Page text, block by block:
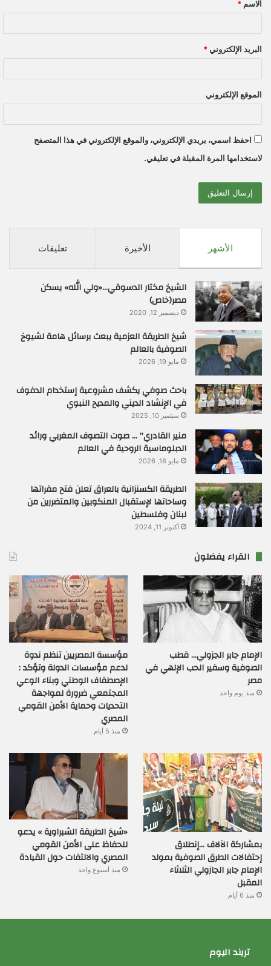
*
الاسم *
البريد الإلكتروني *
الموقع الإلكتروني
احفظ اسمي، بريدي الإلكتروني، والموقع الإلكتروني في هذا المتصفح
لاستخدامها المرة المقبلة في تعليقي.
الأشهر الأخيرة تعليقات
الشيخ مختار الدسوقي…«ولي الله» يسكن
مصر(خاص)
ديسمبر 12, 2020
شيخ الطريقة العزمية يبعث برسائل هامة لشيوخ
الصوفية بالعالم
مايو 19, 2026
باحث صوفي يكشف مشروعية إستخدام الدفوف
في الإنشاد الديني والمديح النبوي
سبتمبر 10, 2025
منير القادري” … صوت التصوف المغربي ورائد
الدبلوماسية الروحية في العالم
مايو 18, 2026
الطريقة الكسنزانية بالعراق تعلن فتح مقراتها
وساحاتها لإستقبال المنكوبين والمتضررين من
لبنان وفلسطين
أكتوبر 11, 2024
القراء يفضلون
الإمام جابر الجزولي… قطب
الصوفية وسفير الحب الإلهي في
مصر
منذ يوم واحد
مؤسسة المصريين تنظم ندوة
لدعم مؤسسات الدولة وتؤكد :
الإصطفاف الوطني وبناء الوعي
المجتمعي ضرورة لمواجهة
التحديات وحماية الأمن القومي
المصري
منذ 5 أيام
بمشاركة الآلاف …إنطلاق
إحتفالات الطرق الصوفية بمولد
الإمام جابر الجازولي الثلاثاء
المقبل
منذ 6 أيام
«شيخ الطريقة الشبراوية » يدعو
للحفاظ على الأمن القومي
المصري والالتفات حول القيادة
منذ أسبوع واحد
تريند اليوم